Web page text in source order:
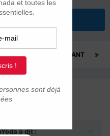
SUIVANT
a dit :